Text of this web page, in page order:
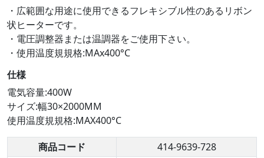
・広範囲な用途に使用できるフレキシブル性のあるリボン
状ヒーターです。
・電圧調整器または温調器をご使用下さい。
・使用温度規規格:MAx400°C
仕様
電気容量:400W
サイズ:幅30×2000MM
使用温度規規格:MAX400°C
商品コード
414-9639-728